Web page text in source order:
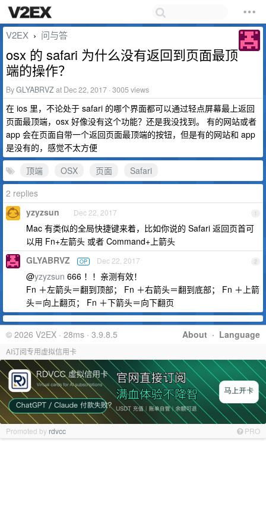
V2EX › 问与答
osx 的 safari 为什么没有返回到页面最顶
端的操作？
ByGLYABRVZat Dec 22, 2017 · 3005 views
在 ios 里，不论处于 safari 的哪个界面都可以通过轻点屏幕最上返回
页面最顶端，osx 好像没有这个功能？还是我没找到。 有的网站或者
app 会在页面自带一个返回页面最顶端的按钮，但是有的网站和 app
是没有的，感觉不太方便
顶端
OSX 页面
Safari
2 replies
1
yzyzsun Dec 22, 2017
Mac 有类似的全局快捷键来着，比如你说的 Safari 返回页首可
以用 Fn+左箭头 或者 Command+上箭头
2
GLYABRVZ OP Dec 22, 2017
@yzyzsun 666 ！！亲测有效！
Fn ＋左箭头＝翻到顶部； Fn ＋右箭头＝翻到底部； Fn ＋上箭
头＝向上翻页； Fn ＋下箭头＝向下翻页
About · Language
© 2026 V2EX · 28ms · 3.9.8.5
AI订阅专用虚拟信用卡
Promoted by rdvcc PRO